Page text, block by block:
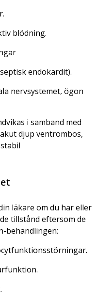
blödning.
endokardit).
nervsystemet, ögon
i samband med
djup ventrombos,
läkare om du har eller
tillstånd eftersom de
behandlingen: